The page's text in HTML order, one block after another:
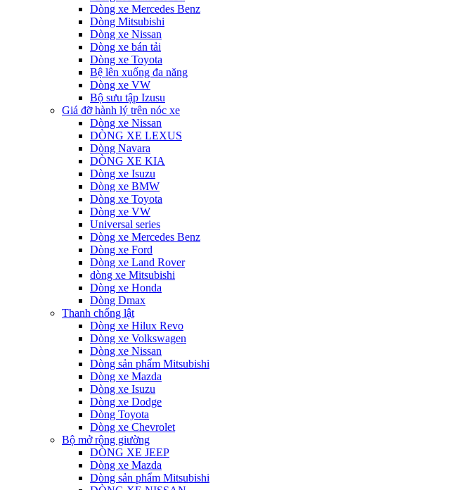
Dòng xe Mercedes Benz
Dòng Mitsubishi
Dòng xe Nissan
Dòng xe bán tải
Dòng xe Toyota
Bệ lên xuống đa năng
Dòng xe VW
Bộ sưu tập Izusu
Giá đỡ hành lý trên nóc xe
Dòng xe Nissan
DÒNG XE LEXUS
Dòng Navara
DÒNG XE KIA
Dòng xe Isuzu
Dòng xe BMW
Dòng xe Toyota
Dòng xe VW
Universal series
Dòng xe Mercedes Benz
Dòng xe Ford
Dòng xe Land Rover
dòng xe Mitsubishi
Dòng xe Honda
Dòng Dmax
Thanh chống lật
Dòng xe Hilux Revo
Dòng xe Volkswagen
Dòng xe Nissan
Dòng sản phẩm Mitsubishi
Dòng xe Mazda
Dòng xe Isuzu
Dòng xe Dodge
Dòng Toyota
Dòng xe Chevrolet
Bộ mở rộng giường
DÒNG XE JEEP
Dòng xe Mazda
Dòng sản phẩm Mitsubishi